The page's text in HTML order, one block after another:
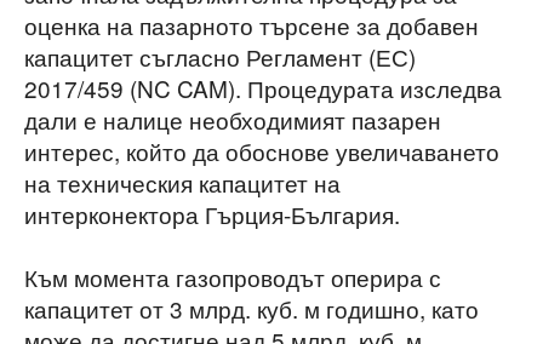
оценка на пазарното търсене за добавен
капацитет съгласно Регламент (ЕС)
2017/459 (NC CAM). Процедурата изследва
дали е налице необходимият пазарен
интерес, който да обоснове увеличаването
на техническия капацитет на
интерконектора Гърция-България.
Към момента газопроводът оперира с
капацитет от 3 млрд. куб. м годишно, като